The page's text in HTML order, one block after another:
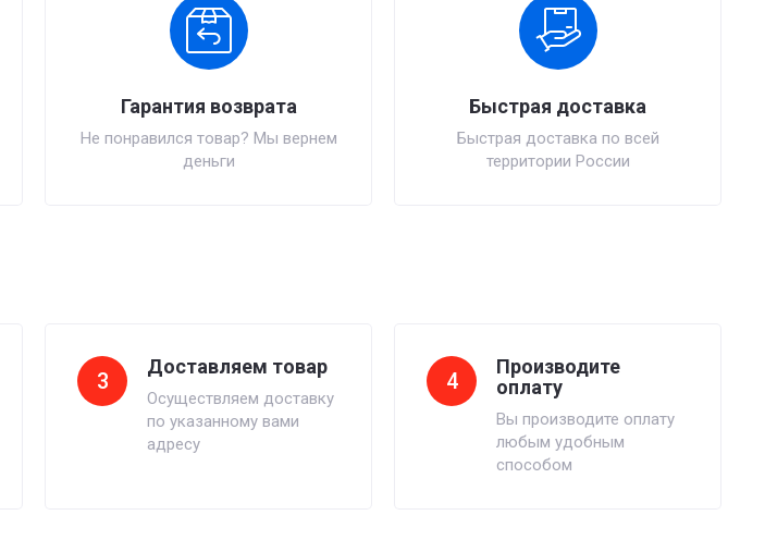
Гарантия возврата
Не понравился товар? Мы вернем
деньги
Быстрая доставка
Быстрая доставка по всей
территории России
3
Доставляем товар
Осуществляем доставку
по указанному вами
адресу
4
Производите
оплату
Вы производите оплату
любым удобным
способом